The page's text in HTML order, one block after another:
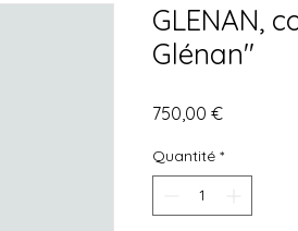
GLENAN,
Glénan"
750,00 €Prix
Quantité *